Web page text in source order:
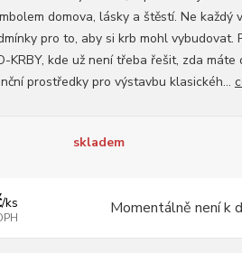
domova, lásky a štěstí. Ne každý
pro to, aby si krb mohl vybudovat.
KRBY, kde už není třeba řešit, zda máte
prostředky pro výstavbu klasickéh...
skladem
/ks Momentálně není k